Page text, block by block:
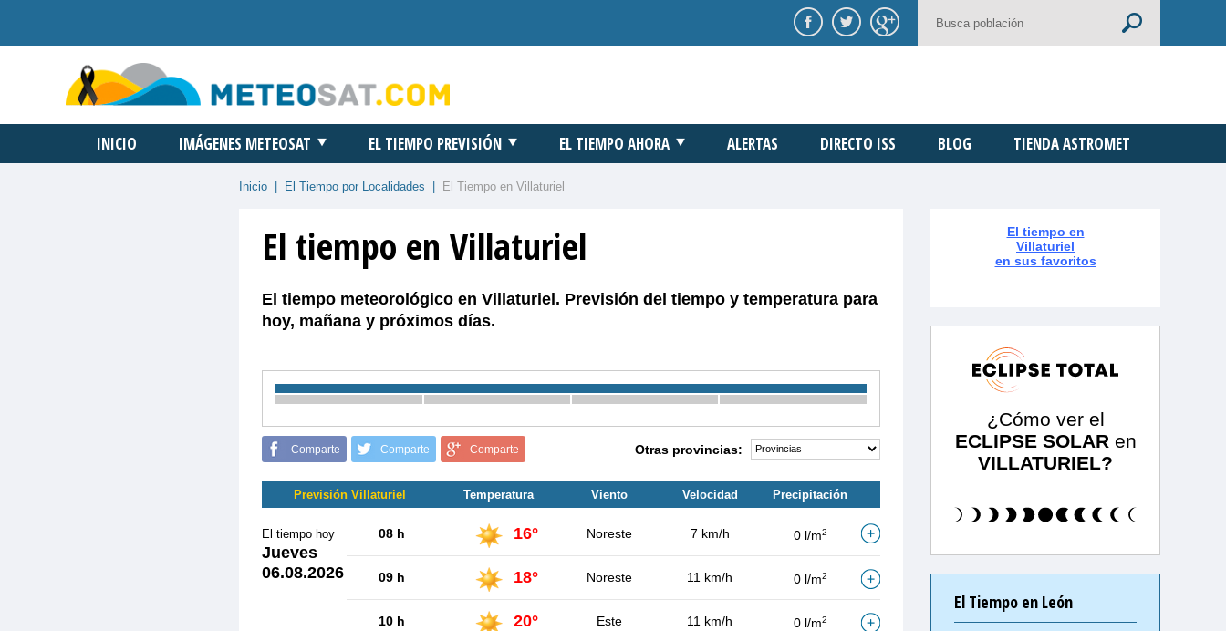
INICIO IMÁGENES METEOSAT EL TIEMPO PREVISIÓN EL TIEMPO AHORA ALERTAS DIRECTO ISS BLOG TIENDA ASTROMET
Inicio El Tiempo por Localidades El Tiempo en Villaturiel
El tiempo en Villaturiel
El tiempo meteorológico en Villaturiel. Previsión del tiempo y temperatura para
hoy, mañana y próximos días.
Comparte Comparte Comparte Otras provincias:
Previsión Villaturiel Temperatura Viento Velocidad Precipitación
El tiempo hoy
Jueves
06.08.2026
08 h 16° Noreste 7 km/h 0 l/m2
09 h 18° Noreste 11 km/h 0 l/m2
10 h 20° Este 11 km/h 0 l/m2
El tiempo en
Villaturiel
en sus favoritos
¿Cómo ver el
ECLIPSE SOLAR en
VILLATURIEL?
El Tiempo en León